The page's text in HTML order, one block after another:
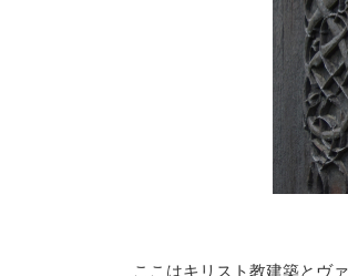
ここはキリスト教建築とヴ